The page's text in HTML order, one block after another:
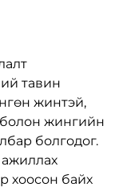
тавин
жинтэй,
жингийн
болгодог.
хоосон байх